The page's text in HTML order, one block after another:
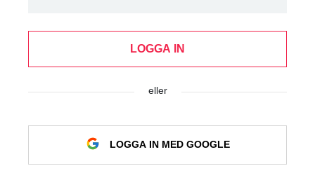
LOGGA IN
eller
LOGGA IN MED GOOGLE